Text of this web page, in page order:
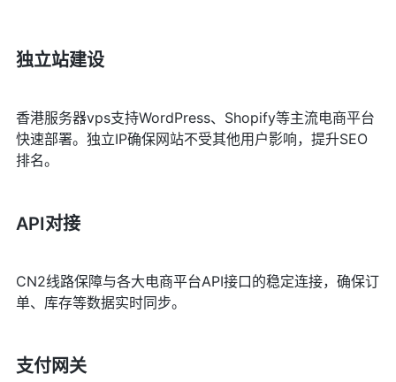
独立站建设
香港服务器vps支持WordPress、Shopify等主流电商平台
快速部署。独立IP确保网站不受其他用户影响，提升SEO
排名。
API对接
CN2线路保障与各大电商平台API接口的稳定连接，确保订
单、库存等数据实时同步。
支付网关